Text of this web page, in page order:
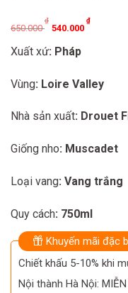
650.000
₫
Original
price
was:
650.000 ₫.
540.000
₫
Current
price
is:
540.000 ₫.
Xuất xứ: Pháp
Vùng: Loire Valley
Nhà sản xuất: Drouet
Giống nho: Muscadet
Loại vang: Vang trắng
Quy cách: 750ml
Khuyến mãi đặc
Chiết khấu 5-10% khi
Nội thành Hà Nội: